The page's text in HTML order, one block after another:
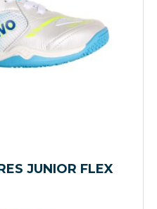
JUNIOR FLEX